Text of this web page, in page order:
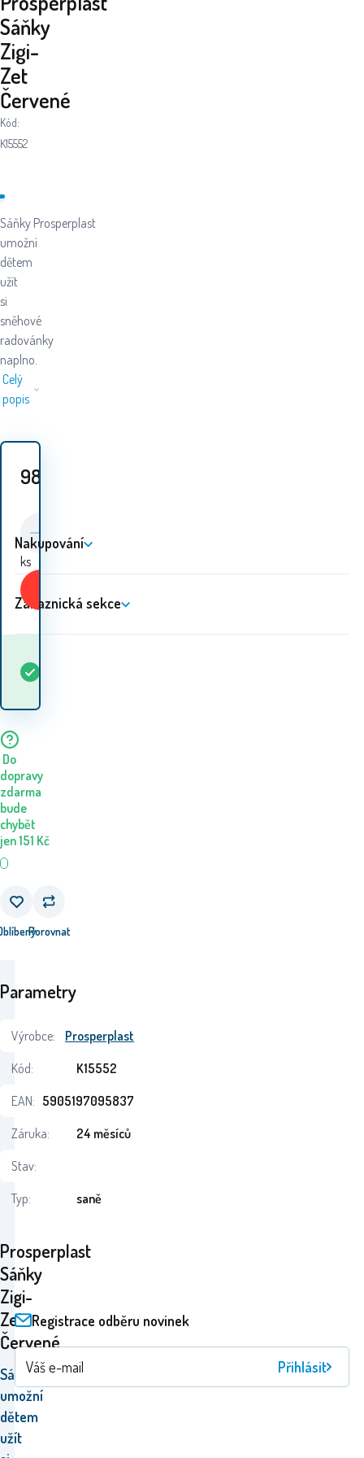
Sáňky
Zigi-
Zet
Červené
Kód:
K15552
Sáňky Prosperplast
umožní
dětem
užít
si
sněhové
radovánky
naplno.
Celý
popis
989
ks
Do
dopravy
zdarma
bude
chybět
jen151 Kč
Porovnat
Prosperplast
Sáňky
Zigi-
Zet
Červené
SáňkyProsperplast
umožní
dětem
užít
Parametry
Výrobce:
Prosperplast
Kód:
K15552
EAN: 5905197095837
Záruka:
24 měsíců
Stav:
Typ:
saně
Nakupování
Zákaznická sekce
Registrace odběru novinek
Přihlásit